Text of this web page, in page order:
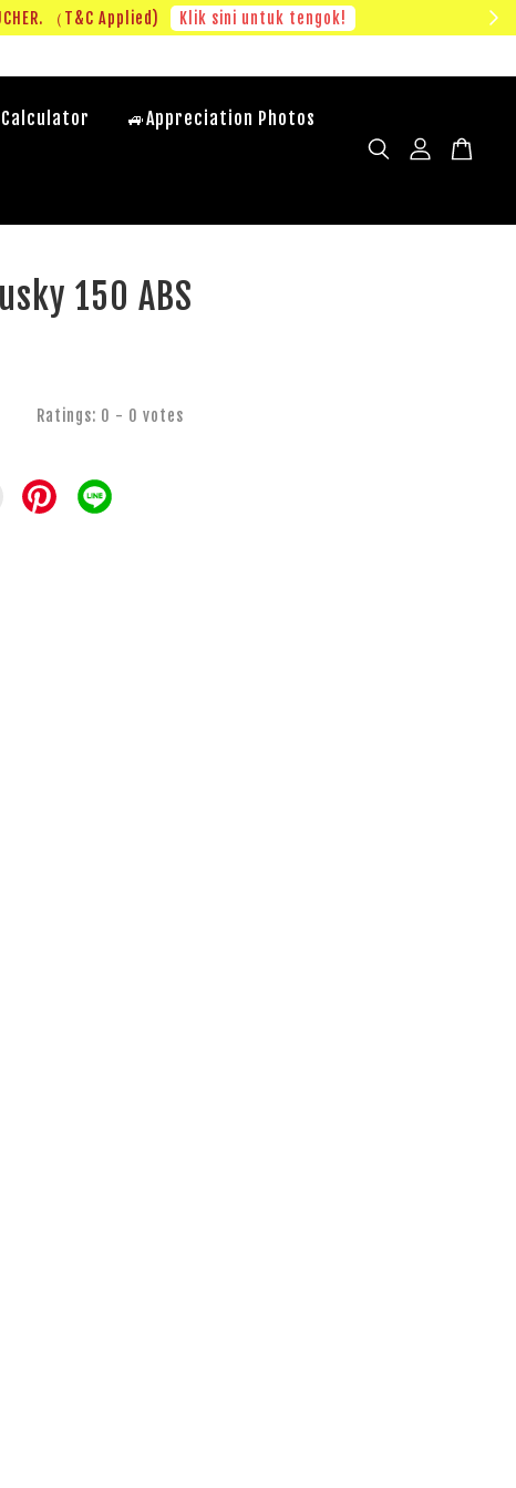
PERCUMA VOUCHER. （T&C Applied) Klik sini untuk tengok!
Calculator 🚙Appreciation Photos
150 ABS
Ratings: 0 - 0 votes